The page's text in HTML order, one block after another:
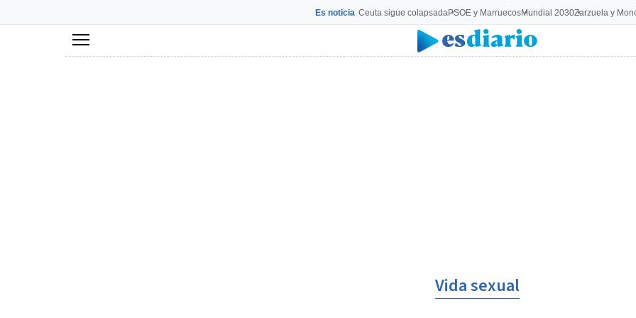
Es noticia Ceuta sigue colapsadaPSOE y MarruecosMundial 2030Zarzuela y
Menú
Vida sexual